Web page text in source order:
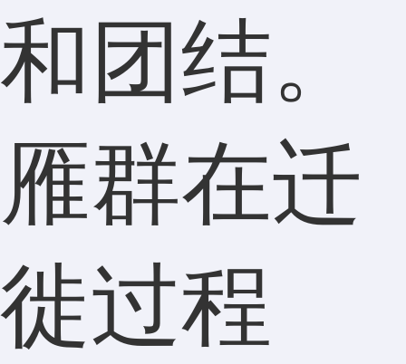
和团结。
雁群在迁
徙过程